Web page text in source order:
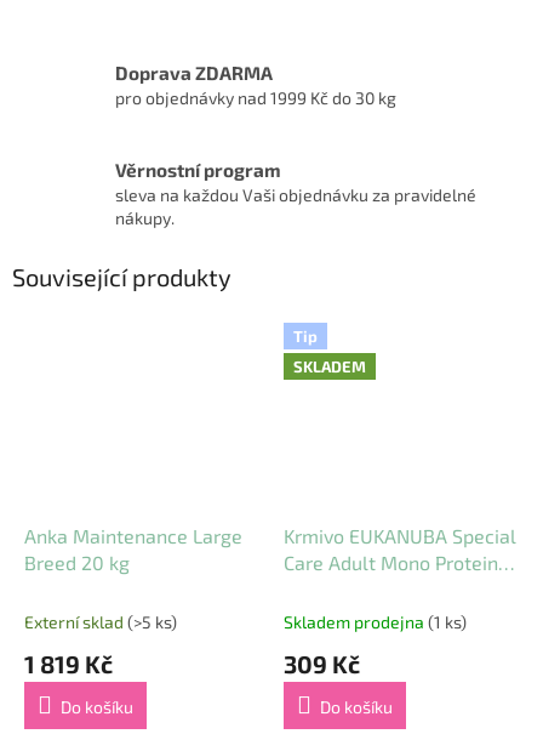
Doprava ZDARMA
pro objednávky nad 1999 Kč do 30 kg
Věrnostní program
sleva na každou Vaši objednávku za pravidelné
nákupy.
Související produkty
Anka Maintenance Large
Breed 20 kg
Externí sklad (>5 ks)
1 819 Kč
Do košíku
Tip
SKLADEM
Krmivo EUKANUBA Special
Care Adult Mono Protein
Skladem prodejna (1 ks)
309 Kč
Do košíku